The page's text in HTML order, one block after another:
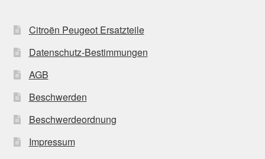
Citroën Peugeot Ersatzteile
Datenschutz-Bestimmungen
AGB
Beschwerden
Beschwerdeordnung
Impressum